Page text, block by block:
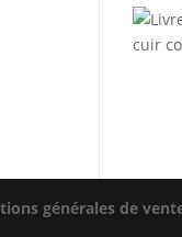
générales de